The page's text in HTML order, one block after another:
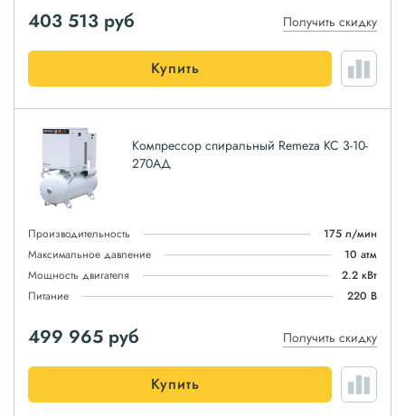
403 513 руб Получить скидку
Купить
Компрессор спиральный Remeza КС 3-10-
270АД
Производительность
175 л/мин
Максимальное давление
10 атм
Мощность двигателя
2.2 кВт
Питание
220 В
499 965 руб Получить скидку
Купить